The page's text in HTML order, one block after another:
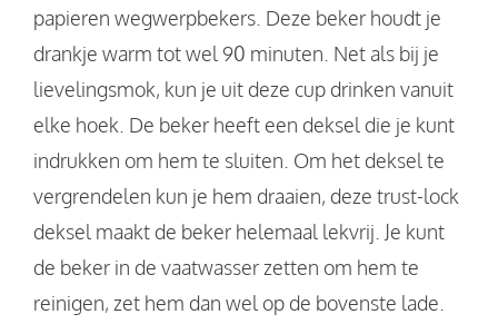
papieren wegwerpbekers. Deze beker houdt je
drankje warm tot wel 90 minuten. Net als bij je
lievelingsmok, kun je uit deze cup drinken vanuit
elke hoek. De beker heeft een deksel die je kunt
indrukken om hem te sluiten. Om het deksel te
vergrendelen kun je hem draaien, deze trust-lock
deksel maakt de beker helemaal lekvrij. Je kunt
de beker in de vaatwasser zetten om hem te
reinigen, zet hem dan wel op de bovenste lade.